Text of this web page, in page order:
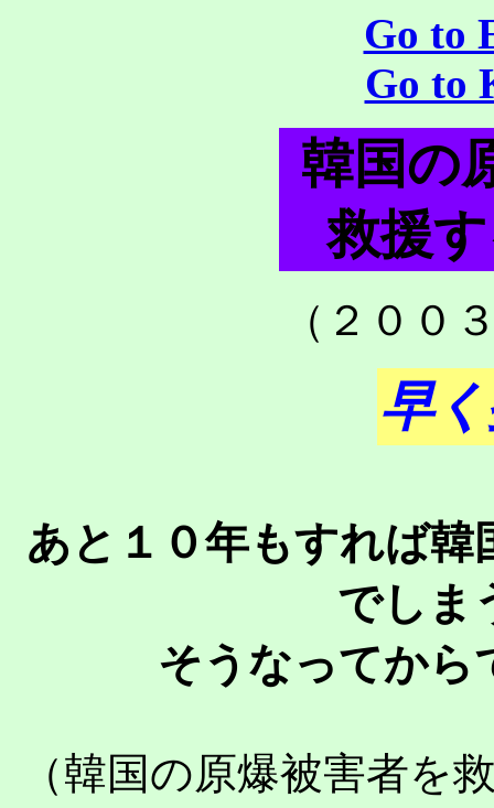
Go to
Go to
韓国の
救援
（２００
早
あと１０年もすれば
でしま
そうなってから
（韓国の原爆被害者を